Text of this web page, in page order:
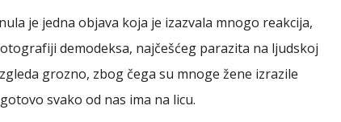
je jedna objava koja je izazvala mnogo reakcija,
demodeksa, najčešćeg parazita na ljudskoj
grozno, zbog čega su mnoge žene izrazile
svako od nas ima na licu.